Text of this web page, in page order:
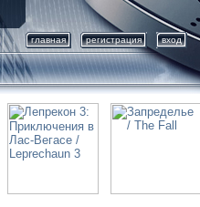
главная регистрация вход